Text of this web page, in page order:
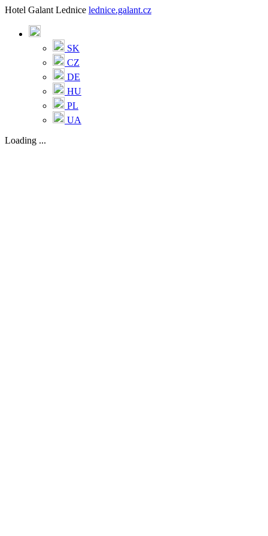
Hotel Galant Lednice lednice.galant.cz
SK
CZ
DE
HU
PL
UA
Loading ...